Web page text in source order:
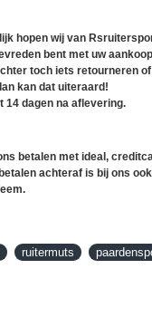
hopen wij van
bent met uw
toch iets retourneren of
kan dat uiteraard!
14 dagen na aflevering.
betalen met ideal,
achteraf is bij ons ook
ruitermuts